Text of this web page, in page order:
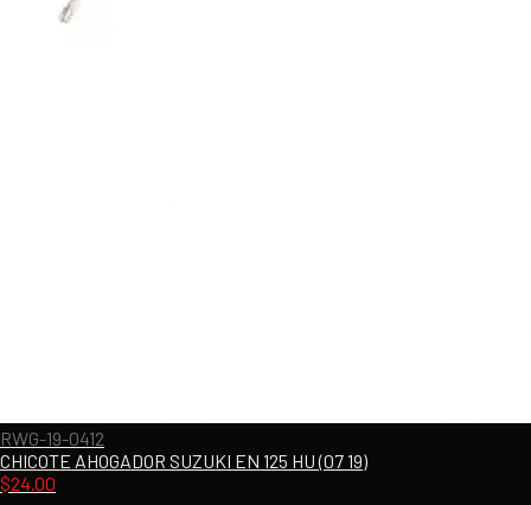
RWG-19-0412
CHICOTE AHOGADOR SUZUKI EN 125 HU (07 19)
$24.00